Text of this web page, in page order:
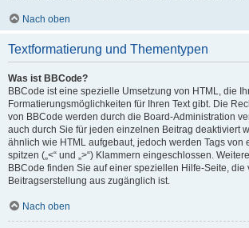
Nach oben
Textformatierung und Thementypen
Was ist BBCode?
BBCode ist eine spezielle Umsetzung von HTML, die
Formatierungsmöglichkeiten für Ihren Text gibt. Die
von BBCode werden durch die Board-Administration
auch durch Sie für jeden einzelnen Beitrag deaktiviert
ähnlich wie HTML aufgebaut, jedoch werden Tags von
spitzen („<“ und „>“) Klammern eingeschlossen.
BBCode finden Sie auf einer speziellen Hilfe-Seite, die
Beitragserstellung aus zugänglich ist.
Nach oben